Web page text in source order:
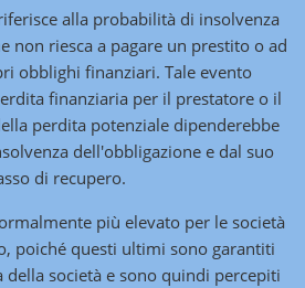
alla probabilità di insolvenza
non riesca a pagare un prestito o ad
obblighi finanziari. Tale evento
finanziaria per il prestatore o il
perdita potenziale dipenderebbe
dell'obbligazione e dal suo
di recupero.
più elevato per le società
poiché questi ultimi sono garantiti
della società e sono quindi percepiti